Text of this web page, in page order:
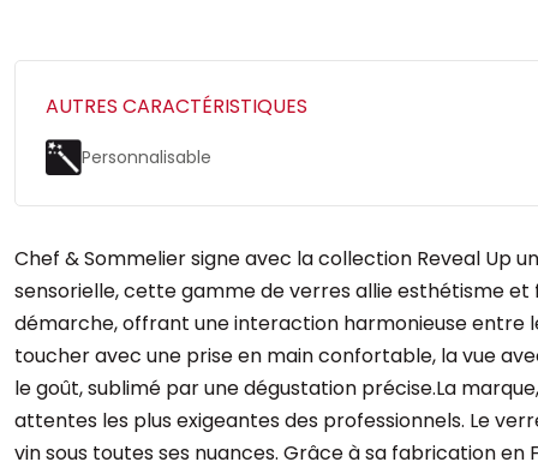
AUTRES CARACTÉRISTIQUES
Personnalisable
Chef & Sommelier signe avec la collection Reveal Up
sensorielle, cette gamme de verres allie esthétisme
démarche, offrant une interaction harmonieuse entre
toucher avec une prise en main confortable, la vue
le goût, sublimé par une dégustation précise.La
attentes les plus exigeantes des professionnels. Le
vin sous toutes ses nuances. Grâce à sa fabrication